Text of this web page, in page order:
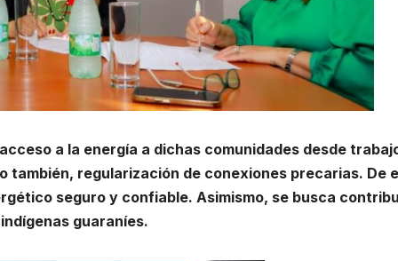
a la energía a dichas comunidades desde
regularización de conexiones precarias. De
seguro y confiable. Asimismo, se busca
guaraníes.